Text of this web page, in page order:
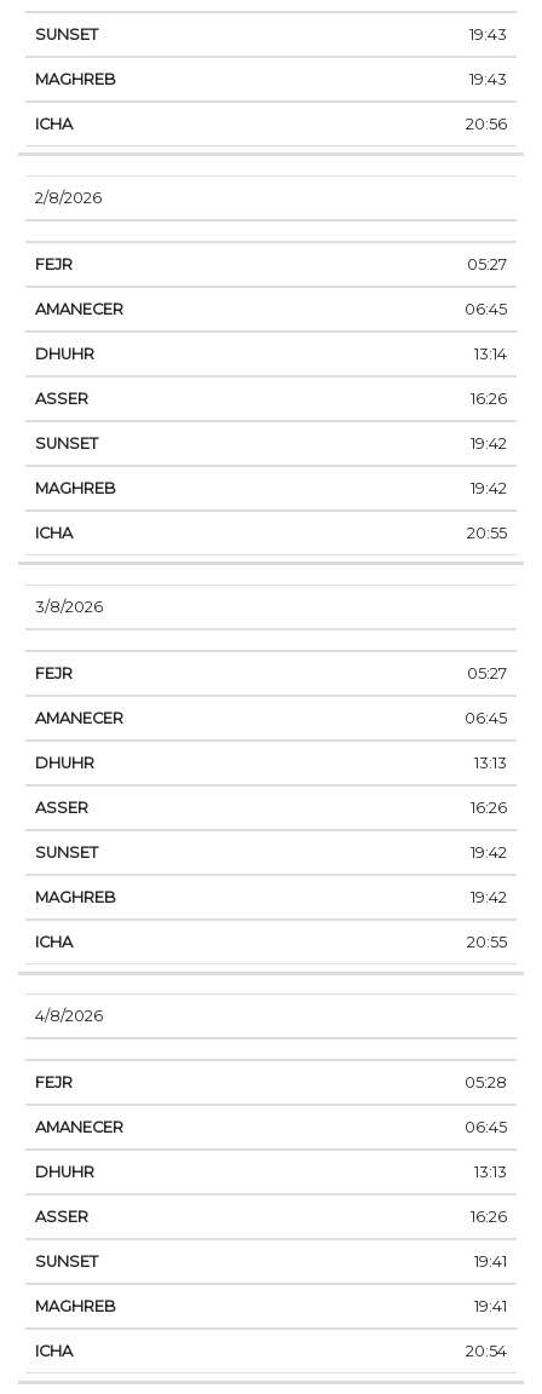
19:43
19:43
20:56
2/8/2026
05:27
06:45
13:14
16:26
19:42
19:42
20:55
3/8/2026
05:27
06:45
13:13
16:26
19:42
19:42
20:55
4/8/2026
05:28
06:45
13:13
16:26
19:41
19:41
20:54